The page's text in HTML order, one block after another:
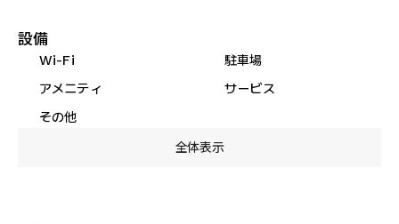
設備
Wi-Fi
駐車場
アメニティ
サービス
その他
全体表示